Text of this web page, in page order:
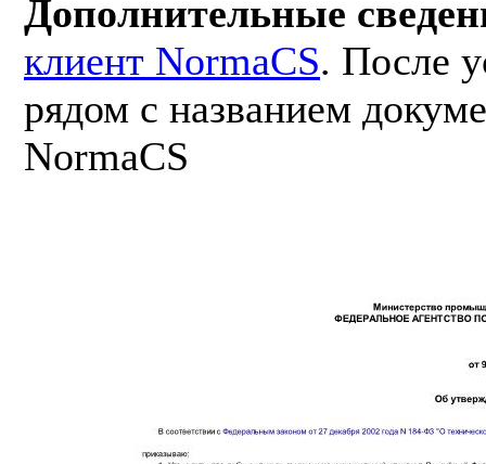
Дополнительные
клиент NormaCS. После
рядом с названием
NormaCS